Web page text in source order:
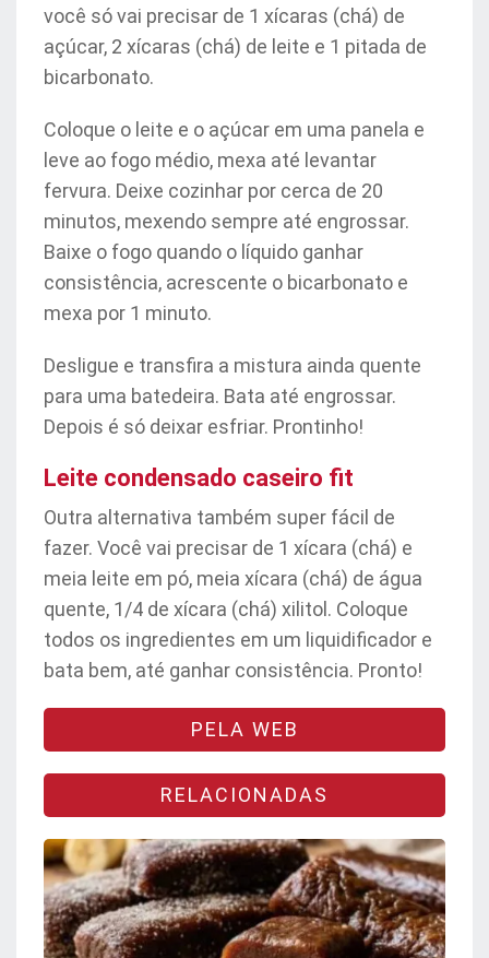
você só vai precisar de 1 xícaras (chá) de
açúcar, 2 xícaras (chá) de leite e 1 pitada de
bicarbonato.
Coloque o leite e o açúcar em uma panela e
leve ao fogo médio, mexa até levantar
fervura. Deixe cozinhar por cerca de 20
minutos, mexendo sempre até engrossar.
Baixe o fogo quando o líquido ganhar
consistência, acrescente o bicarbonato e
mexa por 1 minuto.
Desligue e transfira a mistura ainda quente
para uma batedeira. Bata até engrossar.
Depois é só deixar esfriar. Prontinho!
Leite condensado caseiro fit
Outra alternativa também super fácil de
fazer. Você vai precisar de 1 xícara (chá) e
meia leite em pó, meia xícara (chá) de água
quente, 1/4 de xícara (chá) xilitol. Coloque
todos os ingredientes em um liquidificador e
bata bem, até ganhar consistência. Pronto!
PELA WEB
RELACIONADAS